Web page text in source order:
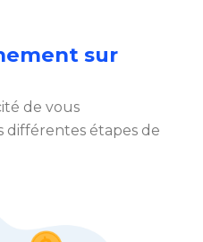
sur
de vous
différentes étapes de